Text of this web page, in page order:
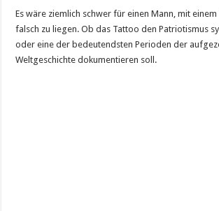
Es wäre ziemlich schwer für einen Mann, mit
falsch zu liegen. Ob das Tattoo den Patriotismus
oder eine der bedeutendsten Perioden der
Weltgeschichte dokumentieren soll.